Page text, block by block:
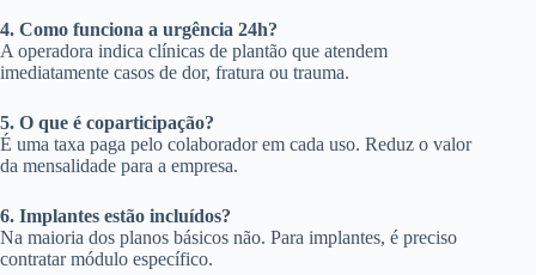
4. Como funciona a urgência 24h?
A operadora indica clínicas de plantão que atendem
imediatamente casos de dor, fratura ou trauma.
5. O que é coparticipação?
É uma taxa paga pelo colaborador em cada uso. Reduz o valor
da mensalidade para a empresa.
6. Implantes estão incluídos?
Na maioria dos planos básicos não. Para implantes, é preciso
contratar módulo específico.